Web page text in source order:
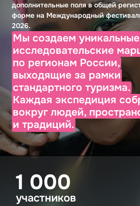
дополнительные поля в общей
форме на Международный
2026.
Мы создаем уникальные
исследовательские
по регионам России,
выходящие за рамки
стандартного туризма.
Каждая экспедиция
вокруг людей,
и традиций.
1 000
участников